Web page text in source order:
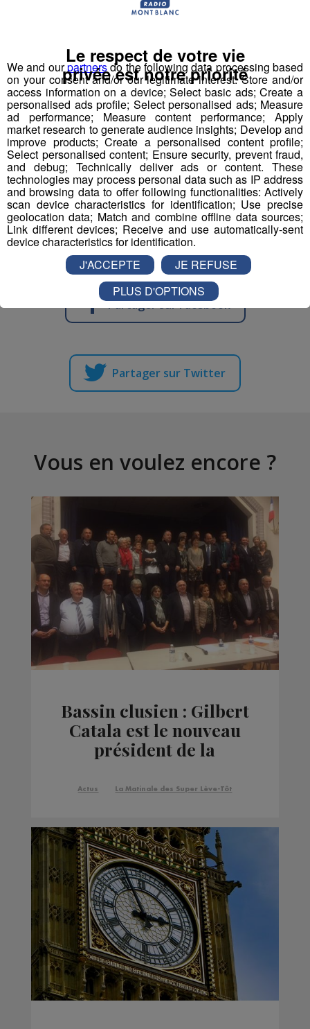
Maître-nageur sauveteur - Maître
Professeur de physiques
Responsable accueil restauration H-F
Serveur - Serveuse de restaurant
Serveur - serveuse
Technicien(ne) contrôle et qualité
mécanique travail métaux
Partager sur Facebook
Partager sur Twitter
Vous en voulez encore ?
Bassin clusien : Gilbert
Catala est le nouveau
président de la
communes
Actus La Matinale des Super Lève-Tôt
We and ourpartnersdo the following data processing based
on your consent and/or our legitimate interest: Store and/or
access information on a device; Select basic ads; Create a
personalised ads profile; Select personalised ads; Measure
ad performance; Measure content performance; Apply
market research to generate audience insights; Develop and
improve products; Create a personalised content profile;
Select personalised content; Ensure security, prevent fraud,
and debug; Technically deliver ads or content. These
technologies may process personal data such as IP address
and browsing data to offer following functionalities: Actively
scan device characteristics for identification; Use precise
geolocation data; Match and combine offline data sources;
Link different devices; Receive and use automatically-sent
device characteristics for identification.
Le respect de votre vie
privée est notre priorité
J'ACCEPTE
JE REFUSE
PLUS D'OPTIONS